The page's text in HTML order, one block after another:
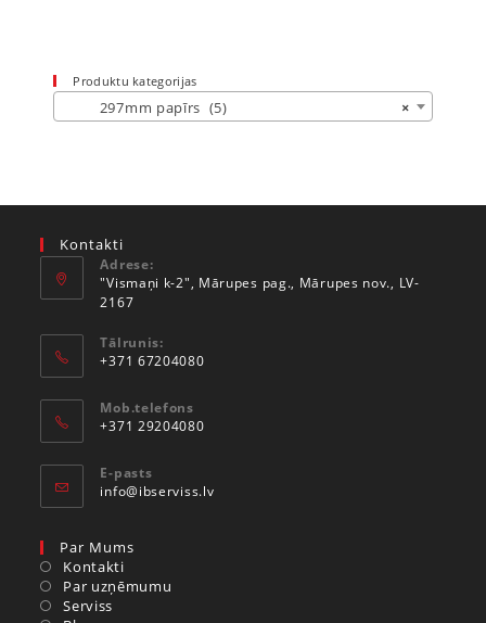
Produktu kategorijas
×
297mm papīrs (5)
Kontakti
Adrese:
"Vismaņi k-2", Mārupes pag., Mārupes nov., LV-
2167
Tālrunis:
+371 67204080
Mob.telefons
+371 29204080
E-pasts
info@ibserviss.lv
Par Mums
Kontakti
Par uzņēmumu
Serviss